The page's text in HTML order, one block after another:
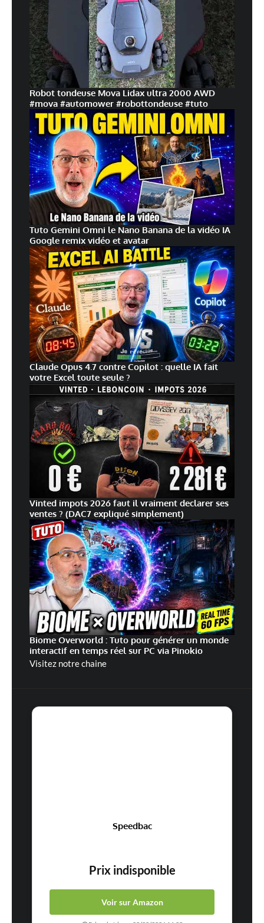
Robot tondeuse Mova Lidax ultra 2000 AWD
#mova #automower #robottondeuse #tuto
Tuto Gemini Omni le Nano Banana de la vidéo IA
Google remix vidéo et avatar
Claude Opus 4.7 contre Copilot : quelle IA fait
votre Excel toute seule ?
Vinted impots 2026 faut il vraiment declarer ses
ventes ? (DAC7 expliqué simplement)
Biome Overworld : Tuto pour générer un monde
interactif en temps réel sur PC via Pinokio
Visitez notre chaine
Speedbac
Prix indisponible
Voir sur Amazon